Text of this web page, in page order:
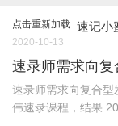
点击重新加载 速记小
2020-10-13
速录师需求向复
速录师需求向复合
伟速录课程，结果 20